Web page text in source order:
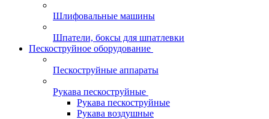
Шлифовальные машины
Шпатели, боксы для шпатлевки
Пескоструйное оборудование
Пескоструйные аппараты
Рукава пескоструйные
Рукава пескоструйные
Рукава воздушные